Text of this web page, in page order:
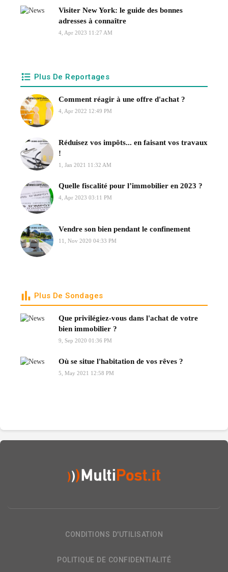
Visiter New York: le guide des bonnes
adresses à connaître
4, Apr 2023 11:27 AM
Plus De Reportages
Comment réagir à une offre d'achat ?
4, Apr 2022 12:49 PM
Réduisez vos impôts... en faisant vos travaux
!
1, Jan 2021 11:32 AM
Quelle fiscalité pour l’immobilier en 2023 ?
4, Apr 2023 03:11 PM
Vendre son bien pendant le confinement
11, Nov 2020 04:33 PM
Plus De Sondages
Que privilégiez-vous dans l'achat de votre
bien immobilier ?
9, Sep 2020 01:36 PM
Où se situe l'habitation de vos rêves ?
5, May 2021 12:58 PM
CONDITIONS D'UTILISATION
POLITIQUE DE CONFIDENTIALITÉ